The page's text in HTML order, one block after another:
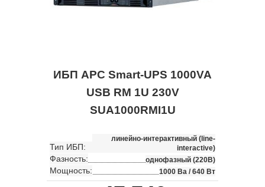
ИБП APC Smart-UPS 1000VA
USB RM 1U 230V
SUA1000RMI1U
Тип ИБП:
линейно-интерактивный (line-
interactive)
Фазность: однофазный (220В)
Мощность: 1000 Ва / 640 Вт